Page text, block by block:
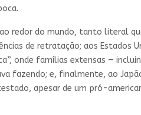
ao redor do mundo, tanto literal
de retratação; aos Estados
onde famílias extensas —
fazendo; e, finalmente, ao
apesar de um pró-